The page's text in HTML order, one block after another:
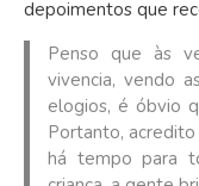
depoimentos que
Penso que às
vivencia, vendo
elogios, é óbvio
Portanto,
há tempo para